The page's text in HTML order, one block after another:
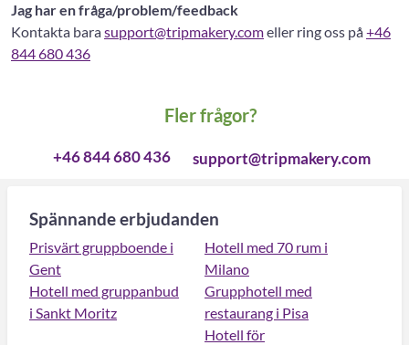
Jag har en fråga/problem/feedback
Kontakta barasupport@tripmakery.comeller ring oss på+46
844 680 436
Fler frågor?
+46 844 680 436 support@tripmakery.com
Spännande erbjudanden
Prisvärt gruppboende i
Gent
Hotell med 70 rum i
Milano
Hotell med gruppanbud
i Sankt Moritz
Grupphotell med
restaurang i Pisa
Hotell för